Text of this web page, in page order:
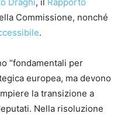
Commissione, nonché
.
“fondamentali per
europea, ma devono
la transizione a
Nella risoluzione